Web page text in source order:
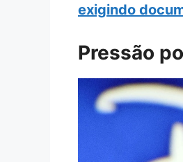
exigindo
Pressão